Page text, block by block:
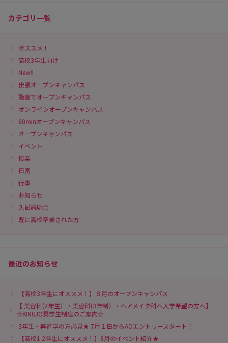
カテゴリ一覧
オススメ！
高校3年生向け
New!!
出張オープンキャンパス
動画でオープンキャンパス
オンラインオープンキャンパス
60minオープンキャンパス
オープンキャンパス
イベント
授業
日常
行事
お知らせ
入試説明会
既に高校卒業された方
最近のお知らせ
【高校3年生にオススメ！】８月のオープンキャンパス
【 美容科(2年生）・美容科(3年制）・ヘアメイク科へ入学希望の方へ】
☆KINUJO奨学生制度のご案内☆
3年生・再進学の方必見★ 7月１日からAOエントリースタート！
【高校1.2年生にオススメ！】8月のイベント紹介★